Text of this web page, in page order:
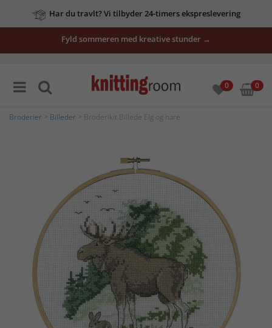
Har du travlt? Vi tilbyder 24-timers ekspreslevering
Fyld sommeren med kreative stunder →
0 0
Broderier Billeder > Broderikit Billede Elg og hare